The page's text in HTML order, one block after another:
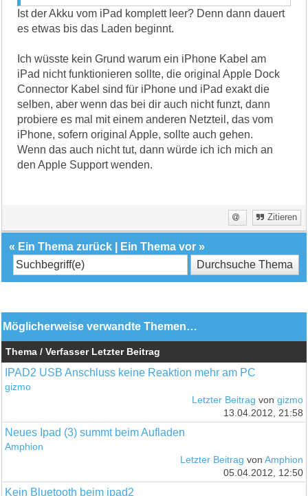
Ist der Akku vom iPad komplett leer? Denn dann dauert
es etwas bis das Laden beginnt.
Ich wüsste kein Grund warum ein iPhone Kabel am
iPad nicht funktionieren sollte, die original Apple Dock
Connector Kabel sind für iPhone und iPad exakt die
selben, aber wenn das bei dir auch nicht funzt, dann
probiere es mal mit einem anderen Netzteil, das vom
iPhone, sofern original Apple, sollte auch gehen.
Wenn das auch nicht tut, dann würde ich ich mich an
den Apple Support wenden.
Zitieren
« Ein Thema zurück Ein Thema vor »
Möglicherweise verwandte Themen…
Thema / Verfasser Letzter Beitrag
IPAD2 USB Anschluss keine Reaktion mehr am PC
gizmo
Letzter Beitrag von gizmo
13.04.2012, 21:58
Neues Ipad (3) summt beim Aufladen
Amphion
Letzter Beitrag von Amphion
05.04.2012, 12:50
Kein Bluetooth beim ipad2